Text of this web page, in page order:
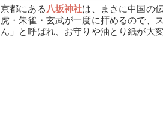
京都にある 八坂神社は、まさに中国の
虎・朱雀・玄武が一度に拝めるので、
ん」と呼ばれ、お守りや油とり紙が大変